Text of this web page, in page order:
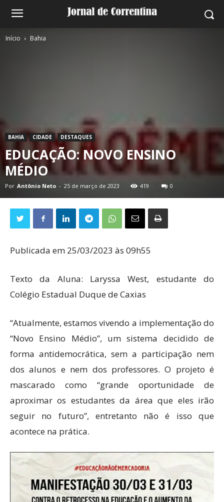
Início Bahia
BAHIA CIDADE DESTAQUES
EDUCAÇÃO: NOVO ENSINO
MÉDIO
Por Antônio Neto - 25 de março de 2023 419 0
Publicada em 25/03/2023 às 09h55
Texto da Aluna: Laryssa West, estudante do
Colégio Estadual Duque de Caxias
“Atualmente, estamos vivendo a implementação do
“Novo Ensino Médio”, um sistema decidido de
forma antidemocrática, sem a participação nem
dos alunos e nem dos professores. O projeto é
mascarado como “grande oportunidade de
aproximar os estudantes da área que eles irão
seguir no futuro”, entretanto não é isso que
acontece na prática.